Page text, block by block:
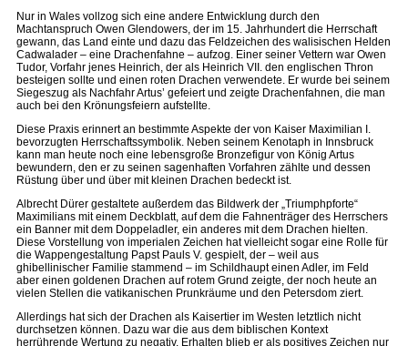
Nur in Wales vollzog sich eine andere Entwicklung durch den
Machtanspruch Owen Glendowers, der im 15. Jahrhundert die Herrschaft
gewann, das Land einte und dazu das Feldzeichen des walisischen Helden
Cadwalader – eine Drachenfahne – aufzog. Einer seiner Vettern war Owen
Tudor, Vorfahr jenes Heinrich, der als Heinrich VII. den englischen Thron
besteigen sollte und einen roten Drachen verwendete. Er wurde bei seinem
Siegeszug als Nachfahr Artus’ gefeiert und zeigte Drachenfahnen, die man
auch bei den Krönungsfeiern aufstellte.
Diese Praxis erinnert an bestimmte Aspekte der von Kaiser Maximilian I.
bevorzugten Herrschaftssymbolik. Neben seinem Kenotaph in Innsbruck
kann man heute noch eine lebensgroße Bronzefigur von König Artus
bewundern, den er zu seinen sagenhaften Vorfahren zählte und dessen
Rüstung über und über mit kleinen Drachen bedeckt ist.
Albrecht Dürer gestaltete außerdem das Bildwerk der „Triumph­pforte“
Maximilians mit einem Deckblatt, auf dem die Fahnenträger des Herrschers
ein Banner mit dem Doppeladler, ein anderes mit dem Drachen hielten.
Diese Vorstellung von imperialen Zeichen hat vielleicht sogar eine Rolle für
die Wappengestaltung Papst Pauls V. gespielt, der – weil aus
ghibellinischer Familie stammend – im Schildhaupt einen Adler, im Feld
aber einen goldenen Drachen auf rotem Grund zeigte, der noch heute an
vielen Stellen die vatikanischen Prunkräume und den Petersdom ziert.
Allerdings hat sich der Drachen als Kaisertier im Westen letztlich nicht
durchsetzen können. Dazu war die aus dem biblischen Kontext
herrührende Wertung zu negativ. Erhalten blieb er als positives Zeichen nur